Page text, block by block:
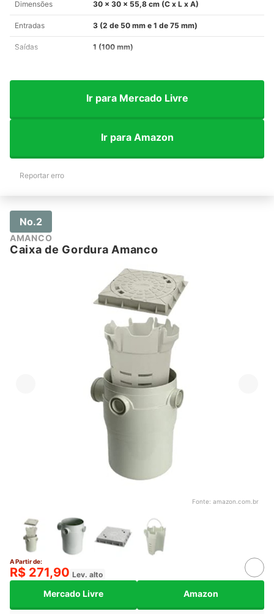
Dimensões 30 x 30 x 55,8 cm (C x L x A)
Entradas 3 (2 de 50 mm e 1 de 75 mm)
Saídas 1 (100 mm)
Ir para Mercado Livre
Ir para Amazon
Reportar erro
No.2
AMANCO
Caixa de Gordura Amanco
Fonte: amazon.com.br
A Partir de:
R$ 271,90 Lev. alto
Mercado Livre Amazon